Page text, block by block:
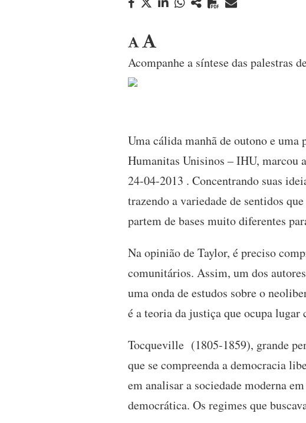
Acompanhe a síntese das palestras
Uma cálida manhã de outono e
Humanitas Unisinos – IHU, marcou
24-04-2013 . Concentrando suas
trazendo a variedade de sentidos
partem de bases muito diferentes
Na opinião de Taylor, é preciso
comunitários. Assim, um dos
uma onda de estudos sobre o
é a teoria da justiça que ocupa
Tocqueville (1805-1859), grande
que se compreenda a democracia
em analisar a sociedade moderna
democrática. Os regimes que